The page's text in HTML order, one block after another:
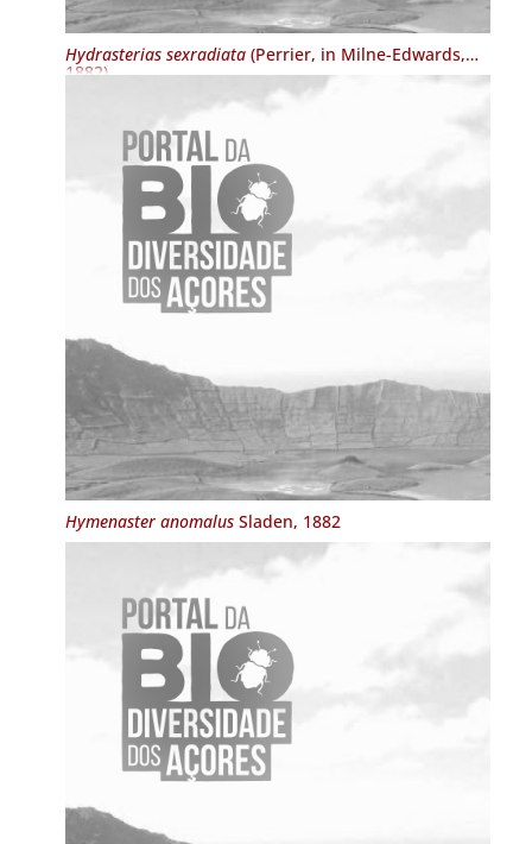
Hydrasterias sexradiata(Perrier, in Milne-Edwards,
1882)
Hymenaster anomalusSladen, 1882